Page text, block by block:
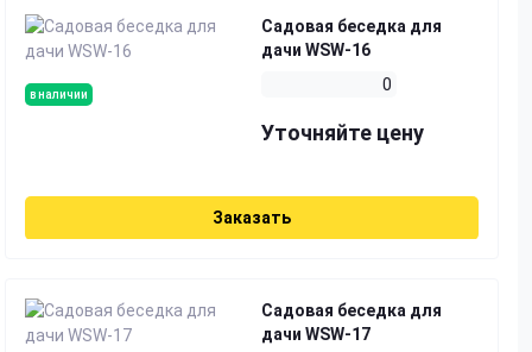
в наличии
Садовая беседка для
дачи WSW-16
0
Уточняйте цену
Заказать
Садовая беседка для
дачи WSW-17